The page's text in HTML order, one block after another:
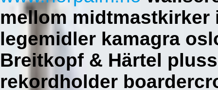
mellom midtmastkirker
legemidler kamagra
Breitkopf & Härtel
rekordholder